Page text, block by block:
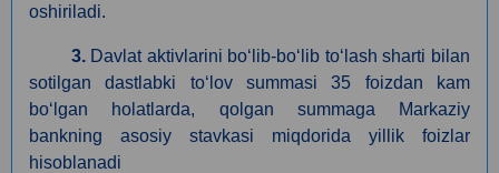
oshiriladi.
3.Davlat aktivlarini boʻlib-boʻlib toʻlash sharti bilan
sotilgan dastlabki toʻlov summasi 35 foizdan kam
boʻlgan holatlarda, qolgan summaga Markaziy
bankning asosiy stavkasi miqdorida yillik foizlar
hisoblanadi